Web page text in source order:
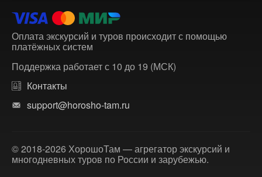
Оплата экскурсий и туров происходит с помощью
платёжных систем
Поддержка работает с 10 до 19 (МСК)
Контакты
support@horosho-tam.ru
© 2018-2026 ХорошоТам — агрегатор экскурсий и
многодневных туров по России и зарубежью.